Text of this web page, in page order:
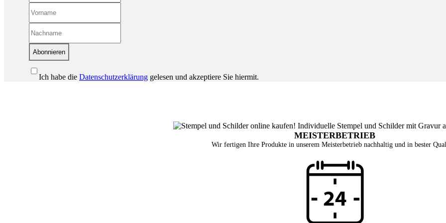
Abonnieren
Ich habe die Datenschutzerklärung gelesen und akzeptiere Sie hiermit.
MEISTERBETRIEB
Wir fertigen Ihre Produkte in unserem Meisterbetrieb nachhaltig und in bester